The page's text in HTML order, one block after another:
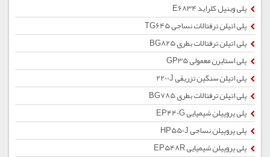
پلی وینیل کلراید E6834
پلی اتیلن ترفتالات نساجی TG645
پلی اتیلن ترفتالات بطری BG825
پلی استایرن معمولی GP35
پلی اتیلن سنگین تزریقی 2200J
پلی اتیلن ترفتالات بطری BG785
پلی پروپیلن شیمیایی EP440G
پلی پروپیلن نساجی HP550J
پلی پروپیلن شیمیایی EP548R